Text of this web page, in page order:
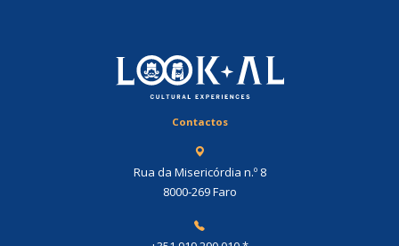
Contactos
Rua da Misericórdia n.º 8
8000-269 Faro